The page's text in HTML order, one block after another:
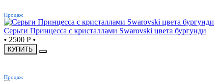
Продаж
Серьги Принцесса с кристаллами Swarovski цвета бургунди
• 2500 Р •
КУПИТЬ
Продаж